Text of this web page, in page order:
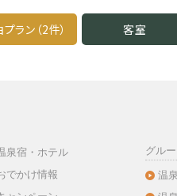
ラン（2件） 客室
泉宿・ホテル
でかけ情報
グル
温